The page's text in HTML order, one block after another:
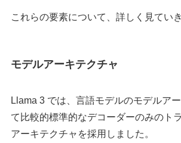
これらの要素について、詳しく見ていき
モデルアーキテクチャ
Llama 3 では、言語モデルのモデルア
て比較的標準的なデコーダーのみのト
アーキテクチャを採用しました。